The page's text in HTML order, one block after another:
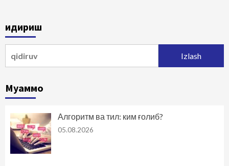
Қидириш
Муаммо
Алгоритм ва тил: ким ғолиб?
05.08.2026